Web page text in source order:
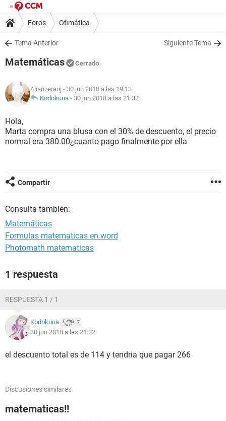
Foros Ofimática
Tema Anterior Siguiente Tema
Matemáticas Cerrado
Alianzerauj - 30 jun 2018 a las 19:13
Kodokuna - 30 jun 2018 a las 21:32
Hola,
Marta compra una blusa con el 30% de descuento, el precio
normal era 380.00¿cuanto pago finalmente por ella
Compartir
Consulta también:
Matemáticas
Formulas matematicas en word
Photomath matematicas
1 respuesta
RESPUESTA 1 / 1
Kodokuna 7
30 jun 2018 a las 21:32
el descuento total es de 114 y tendria que pagar 266
Discusiones similares
matematicas!!